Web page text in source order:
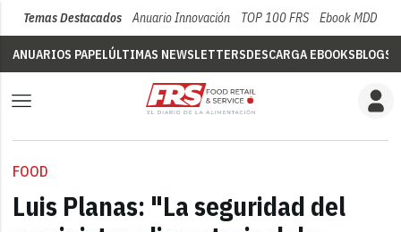
Temas Destacados Anuario Innovación TOP 100 FRS Ebook MDD
ANUARIOS PAPELÚLTIMAS NEWSLETTERSDESCARGA EBOOKSBLOGS
FOOD
Luis Planas: "La seguridad del